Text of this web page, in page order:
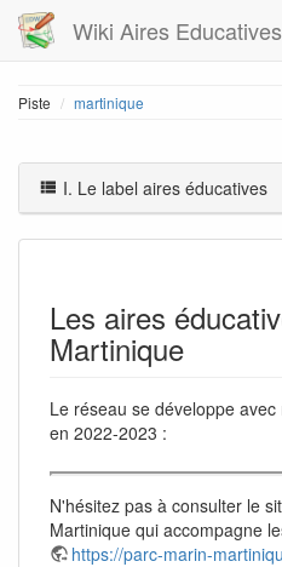
Wiki Aires Educatives
Piste martinique
I. Le label aires éducatives
Les aires
Martinique
Le réseau se développe
en 2022-2023 :
N'hésitez pas à consulter le
Martinique qui accompagne
https://parc-marin-